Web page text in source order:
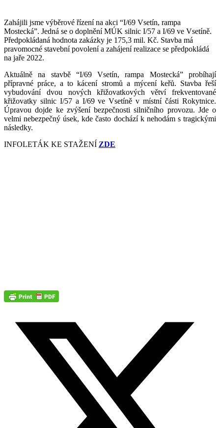
Zahájili jsme výběrové řízení na akci “I/69 Vsetín, rampa
Mostecká”. Jedná se o doplnění MÚK silnic I/57 a I/69 ve Vsetíně.
Předpokládaná hodnota zakázky je 175,3 mil. Kč. Stavba má
pravomocné stavební povolení a zahájení realizace se předpokládá
na jaře 2022.
Aktuálně na stavbě “I/69 Vsetín, rampa Mostecká” probíhají
přípravné práce, a to kácení stromů a mýcení keřů. Stavba řeší
vybudování dvou nových křižovatkových větví frekventované
křižovatky silnic I/57 a I/69 ve Vsetíně v místní části Rokytnice.
Úpravou dojde ke zvýšení bezpečnosti silničního provozu. Jde o
velmi nebezpečný úsek, kde často dochází k nehodám s tragickými
následky.
INFOLETÁK KE STAŽENÍ ZDE